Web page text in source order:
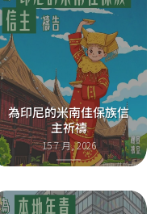
為印尼的米南佳保族信
主祈禱
15 7 月, 2026